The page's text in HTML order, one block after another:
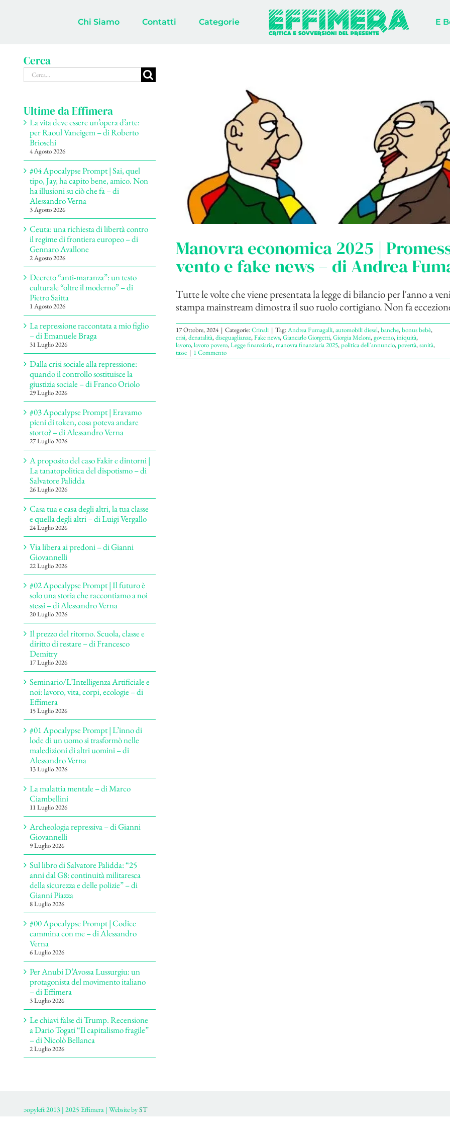
Chi Siamo Contatti Categorie E
Manovra economica 2025 |
vento e fake news – di Andrea
Tutte le volte che viene presentata la legge di bilancio per l'anno a
stampa mainstream dimostra il suo ruolo cortigiano. Non fa
17 Ottobre, 2024 | Categorie:Crinali | Tag:Andrea Fumagalli,automobili diesel,banche,bonus bebè,
crisi,denatalità,diseguaglianze,Fake news,Giancarlo Giorgetti,Giorgia Meloni,governo,iniquità,
lavoro,lavoro povero,Legge finanziaria,manovra finanziaria 2025,politica dell'annuncio,povertà,sanità,
tasse | 1 Commento
Cerca
Cerca
per:
Ultime da Effimera
La vita deve essere un’opera d’arte:
per Raoul Vaneigem – di Roberto
Brioschi
4 Agosto 2026
#04 Apocalypse Prompt | Sai, quel
tipo, Jay, ha capito bene, amico. Non
ha illusioni su ciò che fa – di
Alessandro Verna
3 Agosto 2026
Ceuta: una richiesta di libertà contro
il regime di frontiera europeo – di
Gennaro Avallone
2 Agosto 2026
Decreto “anti-maranza”: un testo
culturale “oltre il moderno” – di
Pietro Saitta
1 Agosto 2026
La repressione raccontata a mio figlio
– di Emanuele Braga
31 Luglio 2026
Dalla crisi sociale alla repressione:
quando il controllo sostituisce la
giustizia sociale – di Franco Oriolo
29 Luglio 2026
#03 Apocalypse Prompt | Eravamo
pieni di token, cosa poteva andare
storto? – di Alessandro Verna
27 Luglio 2026
A proposito del caso Fakir e dintorni |
La tanatopolitica del dispotismo – di
Salvatore Palidda
26 Luglio 2026
Casa tua e casa degli altri, la tua classe
e quella degli altri – di Luigi Vergallo
24 Luglio 2026
Via libera ai predoni – di Gianni
Giovannelli
22 Luglio 2026
#02 Apocalypse Prompt | Il futuro è
solo una storia che raccontiamo a noi
stessi – di Alessandro Verna
20 Luglio 2026
Il prezzo del ritorno. Scuola, classe e
diritto di restare – di Francesco
Demitry
17 Luglio 2026
Seminario/L’Intelligenza Artificiale e
noi: lavoro, vita, corpi, ecologie – di
Effimera
15 Luglio 2026
#01 Apocalypse Prompt | L’inno di
lode di un uomo si trasformò nelle
maledizioni di altri uomini – di
Alessandro Verna
13 Luglio 2026
La malattia mentale – di Marco
Ciambellini
11 Luglio 2026
Archeologia repressiva – di Gianni
Giovannelli
9 Luglio 2026
Sul libro di Salvatore Palidda: “25
anni dal G8: continuità militaresca
della sicurezza e delle polizie” – di
Gianni Piazza
8 Luglio 2026
#00 Apocalypse Prompt | Codice
cammina con me – di Alessandro
Verna
6 Luglio 2026
Per Anubi D’Avossa Lussurgiu: un
protagonista del movimento italiano
– di Effimera
3 Luglio 2026
Le chiavi false di Trump. Recensione
a Dario Togati “Il capitalismo fragile”
– di Nicolò Bellanca
2 Luglio 2026
ɔopyleft 2013 | 2025 Effimera | Website byST